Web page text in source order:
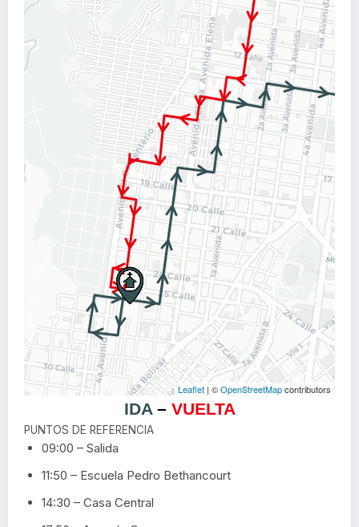
Leaflet | ©OpenStreetMapcontributors
IDA– VUELTA
PUNTOS DE REFERENCIA
09:00 – Salida
11:50 – Escuela Pedro Bethancourt
14:30 – Casa Central